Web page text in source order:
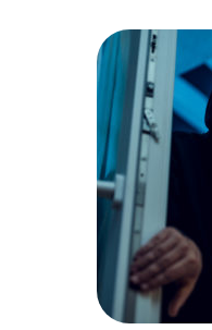
Segurança
Recentes
Reforçam
Adolescente de 17